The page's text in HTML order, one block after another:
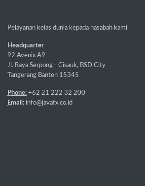
Pelayanan kelas dunia kepada nasabah kami
Headquarter
92 Avenix A9
Jl. Raya Serpong - Cisauk, BSD City
Tangerang Banten 15345
Phone: +62 21 222 32 200
Email: info@javafx.co.id